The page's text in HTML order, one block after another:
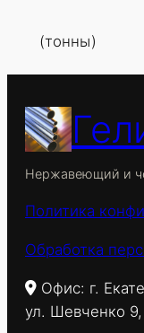
(тонны)
Нержавеющий и
Политика
Обработка
Офис: г.
ул. Шевченко